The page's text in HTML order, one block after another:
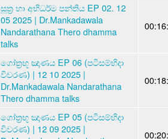
සූත්‍ර හා අභිධර්ම පන්තිය EP 02. 12
05 2025 | Dr.Mankadawala
Nandarathana Thero dhamma
talks
ගෝත්‍රභූ ඤාණය EP 06 (පටිසම්භිදා
විවරණ) | 12 10 2025 |
Dr.Mankadawala Nandarathana
Thero dhamma talks
ගෝත්‍රභූ ඤාණය EP 05 (පටිසම්භිදා
විවරණ) | 12 09 2025 |